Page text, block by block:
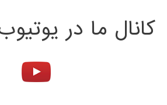
کانال ما در